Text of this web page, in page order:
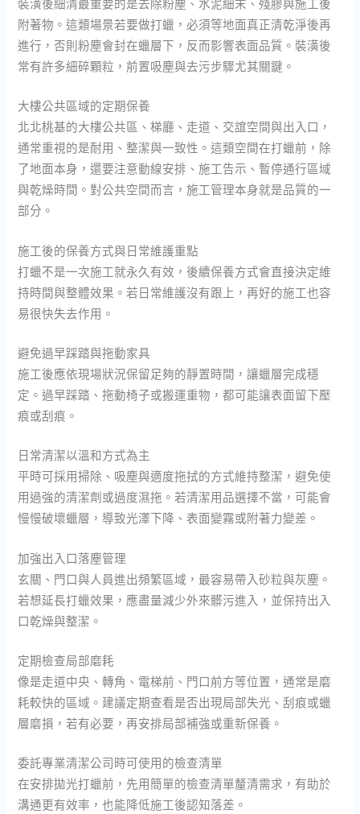
裝潢後細清最重要的是去除粉塵、水泥細末、殘膠與施工後
附著物。這類場景若要做打蠟，必須等地面真正清乾淨後再
進行，否則粉塵會封在蠟層下，反而影響表面品質。裝潢後
常有許多細碎顆粒，前置吸塵與去污步驟尤其關鍵。
大樓公共區域的定期保養
北北桃基的大樓公共區、梯廳、走道、交誼空間與出入口，
通常重視的是耐用、整潔與一致性。這類空間在打蠟前，除
了地面本身，還要注意動線安排、施工告示、暫停通行區域
與乾燥時間。對公共空間而言，施工管理本身就是品質的一
部分。
施工後的保養方式與日常維護重點
打蠟不是一次施工就永久有效，後續保養方式會直接決定維
持時間與整體效果。若日常維護沒有跟上，再好的施工也容
易很快失去作用。
避免過早踩踏與拖動家具
施工後應依現場狀況保留足夠的靜置時間，讓蠟層完成穩
定。過早踩踏、拖動椅子或搬運重物，都可能讓表面留下壓
痕或刮痕。
日常清潔以溫和方式為主
平時可採用掃除、吸塵與適度拖拭的方式維持整潔，避免使
用過強的清潔劑或過度濕拖。若清潔用品選擇不當，可能會
慢慢破壞蠟層，導致光澤下降、表面變霧或附著力變差。
加強出入口落塵管理
玄關、門口與人員進出頻繁區域，最容易帶入砂粒與灰塵。
若想延長打蠟效果，應盡量減少外來髒污進入，並保持出入
口乾燥與整潔。
定期檢查局部磨耗
像是走道中央、轉角、電梯前、門口前方等位置，通常是磨
耗較快的區域。建議定期查看是否出現局部失光、刮痕或蠟
層磨損，若有必要，再安排局部補強或重新保養。
委託專業清潔公司時可使用的檢查清單
在安排拋光打蠟前，先用簡單的檢查清單釐清需求，有助於
溝通更有效率，也能降低施工後認知落差。